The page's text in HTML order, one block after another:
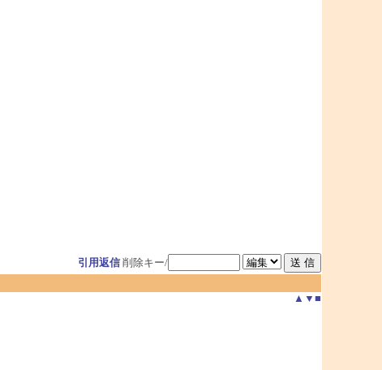
引用返信 削除キー/
▲ ▼ ■